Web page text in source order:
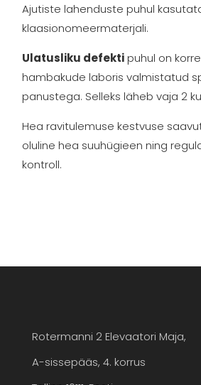
Ajutiste lahenduste puhul
klaasionomeermaterjali.
Ulatusliku defektipuhul on
hambakude laboris valmistatud
panustega. Selleks läheb vaja 2
Hea ravitulemuse kestvuse
oluline hea suuhügieen ning
kontroll.
Rotermanni 2 Elevaatori Maja,
A-sissepääs, 4. korrus